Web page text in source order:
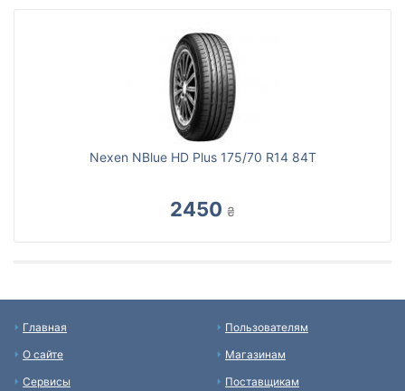
Nexen NBlue HD Plus 175/70 R14 84T
2450 ₴
Главная
О сайте
Сервисы
Пользователям
Магазинам
Поставщикам